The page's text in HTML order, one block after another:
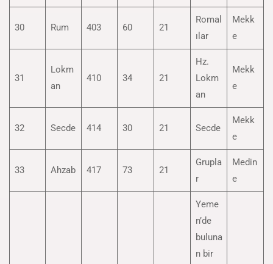
30 Rum 403 60 21
Romal
ılar
Mekk
e
31
Lokm
an
410 34 21
Hz.
Lokm
an
Mekk
e
32 Secde 414 30 21 Secde
Mekk
e
33 Ahzab 417 73 21
Grupla
r
Medin
e
Yeme
n’de
buluna
n bir